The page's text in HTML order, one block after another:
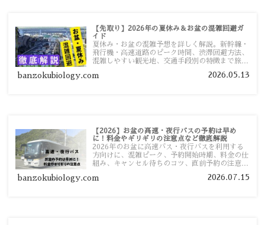
【先取り】2026年の夏休み＆お盆の混雑回避ガ
イド
夏休み・お盆の混雑予想を詳しく解説。新幹線・
飛行機・高速道路のピーク時間、渋滞回避方法、
混雑しやすい観光地、交通手段別の特徴まで旅行
banzokubiology.com 2026.05.13
【2026】お盆の高速・夜行バスの予約は早め
に！料金やギリギリの注意点など徹底解説
2026年のお盆に高速バス・夜行バスを利用する
方向けに、混雑ピーク、予約開始時期、料金の仕
組み、キャンセル待ちのコツ、直前予約の注意点
banzokubiology.com 2026.07.15